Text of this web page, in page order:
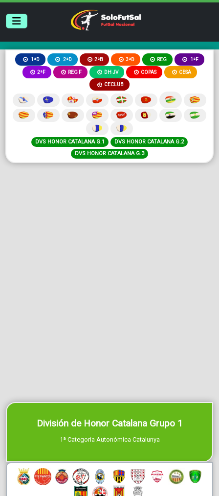
1ªD 2ªD 2ªB 3ªD REG 1ªF
2ªF REG F DH JV COPAS CESA
CECLUB
DVS HONOR CATALANA G.1
DVS HONOR CATALANA G.2
DVS HONOR CATALANA G.3
División de Honor Catalana Grupo 1
1ª Categoría Autonómica Catalunya